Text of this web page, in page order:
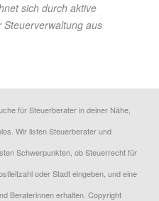
sich durch aktive
aus
für Steuerberater in deiner Nähe,
Wir listen Steuerberater und
Schwerpunkten, ob Steuerrecht für
oder Stadt eingeben, und eine
Beraterinnen erhalten. Copyright